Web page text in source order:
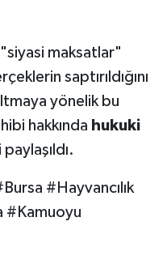
"siyasi maksatlar"
saptırıldığını
yönelik bu
hakkında hukuki
#Hayvancılık
#Kamuoyu